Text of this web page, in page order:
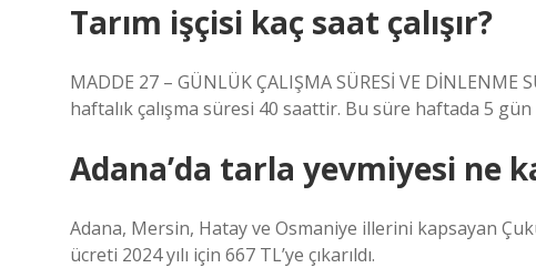
Tarım işçisi kaç saat çalışır?
MADDE 27 – GÜNLÜK ÇALIŞMA SÜRESİ VE
haftalık çalışma süresi 40 saattir. Bu süre haftada 5
Adana’da tarla yevmiyesi ne
Adana, Mersin, Hatay ve Osmaniye illerini kapsayan
ücreti 2024 yılı için 667 TL’ye çıkarıldı.